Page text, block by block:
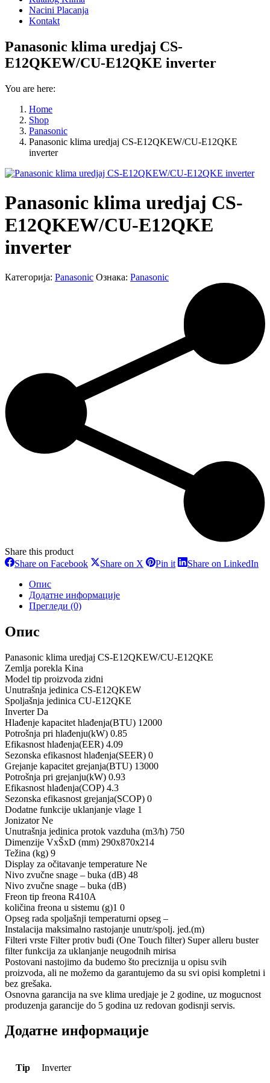
Nacini Placanja
Kontakt
Panasonic klima uredjaj CS-
E12QKEW/CU-E12QKE inverter
You are here:
Home
Shop
Panasonic
Panasonic klima uredjaj CS-E12QKEW/CU-E12QKE
inverter
Panasonic klima uredjaj CS-
E12QKEW/CU-E12QKE
inverter
Категорија: Panasonic Ознака: Panasonic
Share this product
Share on FacebookShareShare on X SharePin itShareShare on LinkedIn
Опис
Додатне информације
Прегледи (0)
Опис
Panasonic klima uredjaj CS-E12QKEW/CU-E12QKE
Zemlja porekla Kina
Model tip proizvoda zidni
Unutrašnja jedinica CS-E12QKEW
Spoljašnja jedinica CU-E12QKE
Inverter Da
Hlađenje kapacitet hlađenja(BTU) 12000
Potrošnja pri hlađenju(kW) 0.85
Efikasnost hlađenja(EER) 4.09
Sezonska efikasnost hlađenja(SEER) 0
Grejanje kapacitet grejanja(BTU) 13000
Potrošnja pri grejanju(kW) 0.93
Efikasnost hlađenja(COP) 4.3
Sezonska efikasnost grejanja(SCOP) 0
Dodatne funkcije uklanjanje vlage 1
Jonizator Ne
Unutrašnja jedinica protok vazduha (m3/h) 750
Dimenzije VxŠxD (mm) 290x870x214
Težina (kg) 9
Display za očitavanje temperature Ne
Nivo zvučne snage – buka (dB) 48
Nivo zvučne snage – buka (dB)
Freon tip freona R410A
količina freona u sistemu (g)1 0
Opseg rada spoljašnji temperaturni opseg –
Instalacija maksimalno rastojanje unutr/spolj. jed.(m)
Filteri vrste Filter protiv buđi (One Touch filter) Super alleru buster
filter funkcija za uklanjanje neugodnih mirisa
Postovani nastojimo da budemo što preciznija u opisu svih
proizvoda, ali ne možemo da garantujemo da su svi opisi kompletni i
bez grešaka.
Osnovna garancija na sve klima uredjaje je 2 godine, uz mogucnost
produzenja garancije do 5 godina uz redovan godisnji servis.
Додатне информације
Tip Inverter